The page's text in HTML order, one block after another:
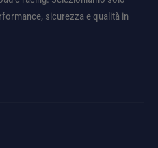
sicurezza e qualità in